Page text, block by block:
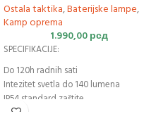
Ostala taktika,Baterijske lampe,
Kamp oprema
1.990,00рсд
SPECIFIKACIJE:
Do 120h radnih sati
Intezitet svetla do 140 lumena
IP54 standard zaštite
Dimenzije – 61 x 50 x 50 mm